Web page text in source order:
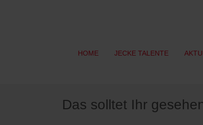
HOME JECKE TALENTE
Das solltet Ihr